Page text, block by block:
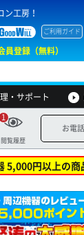
ン工房！
ご利用ガイド
員登録（無料）
・サポート
閲覧履歴
1
お電
5,000円以上の商